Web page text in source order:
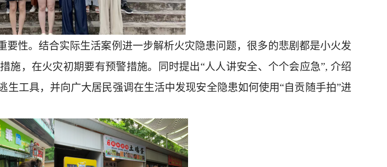
性。结合实际生活案例进一步解析火灾隐患问题，很多的悲剧都是小火发
施，在火灾初期要有预警措施。同时提出“人人讲安全、个个会应急”, 介绍
工具，并向广大居民强调在生活中发现安全隐患如何使用“自贡随手拍”进